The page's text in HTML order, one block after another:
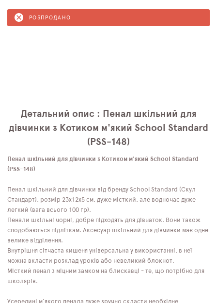
РОЗПРОДАНО
Детальний опис : Пенал шкільний для
дівчинки з Котиком м'який School Standard
(PSS-148)
Пенал шкільний для дівчинки з Котиком м'який School Standard
(PSS-148)
Пенал шкільний для дівчинки від бренду School Standard (Скул
Стандарт), розмір 23х12х5 см, дуже місткий, але водночас дуже
легкий (вага всього 100 гр).
Пенали шкільні чорні, добре підходять для дівчаток. Вони також
сподобаються підліткам. Аксесуар шкільний для дівчинки має одне
велике відділення.
Внутрішня сітчаста кишеня універсальна у використанні, в неї
можна вкласти розклад уроків або невеликий блокнот.
Місткий пенал з міцним замком на блискавці - те, що потрібно для
школярів.
Усередині м'якого пенала дуже зручно скласти необхідне